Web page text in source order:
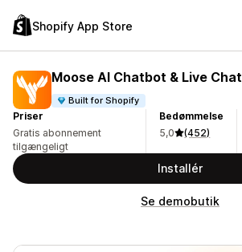
Shopify App Store
Moose AI Chatbot & Live Chat
Built for Shopify
Priser
Gratis abonnement
tilgængeligt
Bedømmelse
5,0
(452)
Installér
Se demobutik